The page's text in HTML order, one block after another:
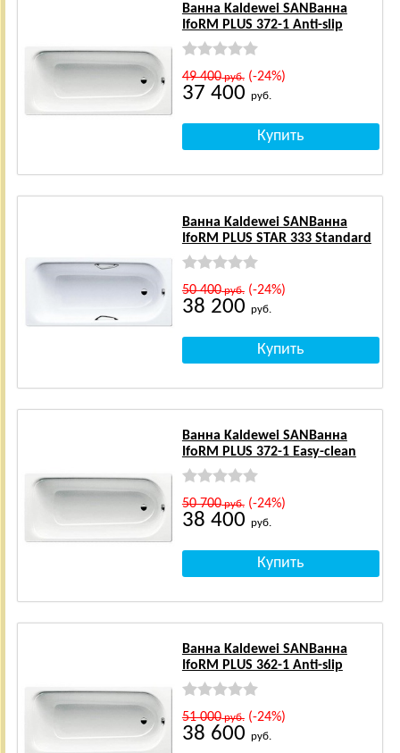
Ванна Kaldewei SANВанна
IfoRM PLUS 372-1 Anti-slip
49 400руб.(-24%)
37 400 руб.
Ванна Kaldewei SANВанна
IfoRM PLUS STAR 333 Standard
50 400руб.(-24%)
38 200 руб.
Ванна Kaldewei SANВанна
IfoRM PLUS 372-1 Easy-clean
50 700руб.(-24%)
38 400 руб.
Ванна Kaldewei SANВанна
IfoRM PLUS 362-1 Anti-slip
51 000руб.(-24%)
38 600 руб.